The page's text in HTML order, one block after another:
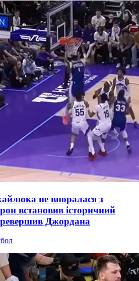
не впоралася з
встановив історичний
Джордана